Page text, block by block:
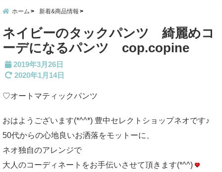
ホーム 新着&商品情報
ネイビーのタックパンツ 綺麗めコ
ーデになるパンツ cop.copine
2019年3月26日
2020年1月14日
♡オートマティックパンツ
おはようございます(*^^*) 豊中セレクトショップネオです♪
50代からの心地良いお洒落をモットーに、
ネオ独自のアレンジで
大人のコーディネートをお手伝いさせて頂きます(*^^)